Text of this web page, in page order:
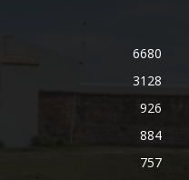
6680
3128
926
884
757